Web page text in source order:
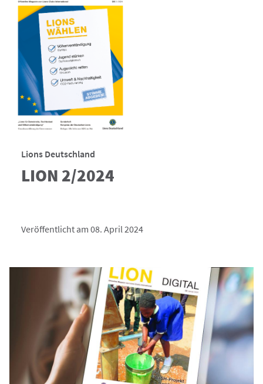
Lions Deutschland
LION 2/2024
Veröffentlicht am 08. April 2024